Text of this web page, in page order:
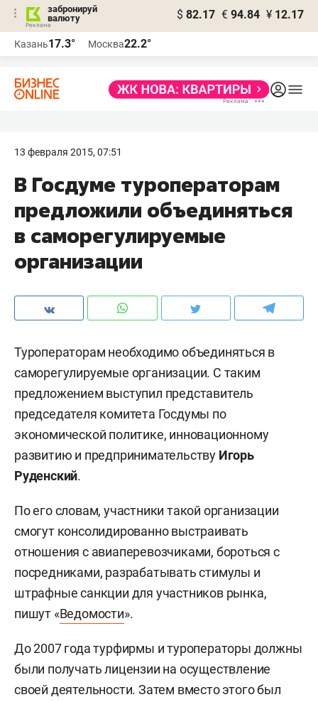
забронируй
валюту
$ 82.17 € 94.84 ¥ 12.17
Казань17.3° Москва22.2°
13 февраля 2015, 07:51
В Госдуме туроператорам
предложили объединяться
в саморегулируемые
организации
Туроператорам необходимо объединяться в
саморегулируемые организации. С таким
предложением выступил представитель
председателя комитета Госдумы по
экономической политике, инновационному
развитию и предпринимательству Игорь
Руденский.
По его словам, участники такой организации
смогут консолидированно выстраивать
отношения с авиаперевозчиками, бороться с
посредниками, разрабатывать стимулы и
штрафные санкции для участников рынка,
пишут «Ведомости».
До 2007 года турфирмы и туроператоры должны
были получать лицензии на осуществление
своей деятельности. Затем вместо этого был